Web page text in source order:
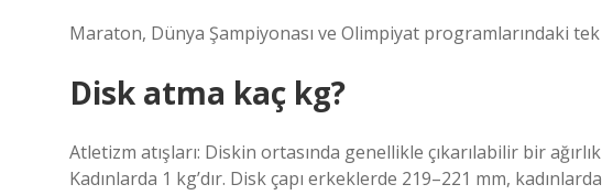
Maraton, Dünya Şampiyonası ve Olimpiyat programlarındaki
Disk atma kaç kg?
Atletizm atışları: Diskin ortasında genellikle çıkarılabilir bir
Kadınlarda 1 kg’dır. Disk çapı erkeklerde 219–221 mm,